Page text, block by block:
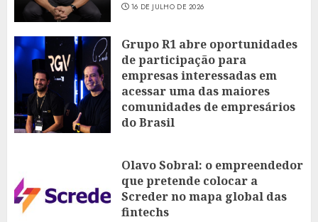
16 DE JULHO DE 2026
Grupo R1 abre oportunidades
de participação para
empresas interessadas em
acessar uma das maiores
comunidades de empresários
do Brasil
Olavo Sobral: o empreendedor
que pretende colocar a
Screder no mapa global das
fintechs